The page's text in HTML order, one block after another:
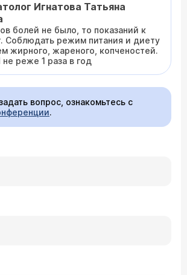
Игнатова Татьяна
болей не было, то показаний к
Соблюдать режим питания и диету
жирного, жареного, копченостей.
реже 1 раза в год
вопрос, ознакомьтесь с
.